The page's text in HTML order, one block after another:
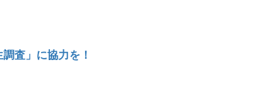
査」に協力を！